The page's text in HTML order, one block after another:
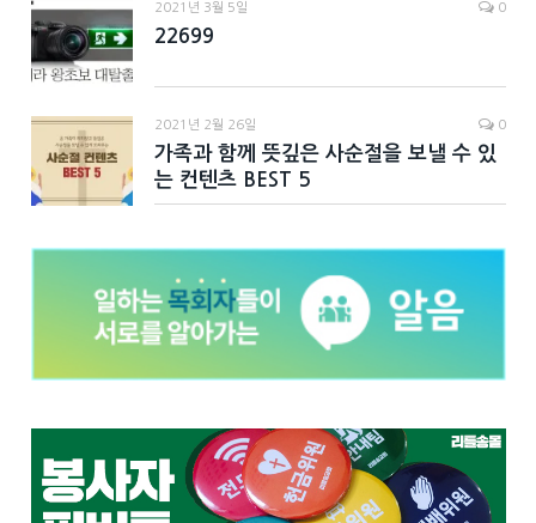
2021년 3월 5일 0
22699
2021년 2월 26일 0
가족과 함께 뜻깊은 사순절을 보낼 수 있
는 컨텐츠 BEST 5